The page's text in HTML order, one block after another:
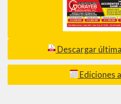
Descargar
Ediciones